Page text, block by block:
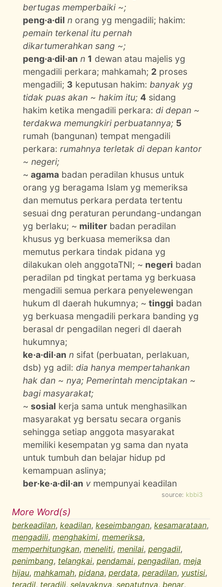
bertugas memperbaiki ~;
peng·a·dil n orang yg mengadili; hakim:
pemain terkenal itu pernah
dikartumerahkan sang ~;
peng·a·dil·an n 1 dewan atau majelis yg
mengadili perkara; mahkamah; 2 proses
mengadili; 3 keputusan hakim: banyak yg
tidak puas akan ~ hakim itu; 4 sidang
hakim ketika mengadili perkara:di depan ~
terdakwa memungkiri perbuatannya; 5
rumah (bangunan) tempat mengadili
perkara:rumahnya terletak di depan kantor
~ negeri;
~ agama badan peradilan khusus untuk
orang yg beragama Islam yg memeriksa
dan memutus perkara perdata tertentu
sesuai dng peraturan perundang-undangan
yg berlaku; ~ militer badan peradilan
khusus yg berkuasa memeriksa dan
memutus perkara tindak pidana yg
dilakukan oleh anggotaTNI; ~ negeri badan
peradilan pd tingkat pertama yg berkuasa
mengadili semua perkara penyelewengan
hukum dl daerah hukumnya; ~ tinggi badan
yg berkuasa mengadili perkara banding yg
berasal dr pengadilan negeri dl daerah
hukumnya;
ke·a·dil·an n sifat (perbuatan, perlakuan,
dsb) yg adil:dia hanya mempertahankan
hak dan ~ nya; Pemerintah menciptakan ~
bagi masyarakat;
~ sosial kerja sama untuk menghasilkan
masyarakat yg bersatu secara organis
sehingga setiap anggota masyarakat
memiliki kesempatan yg sama dan nyata
untuk tumbuh dan belajar hidup pd
kemampuan aslinya;
ber·ke·a·dil·an v mempunyai keadilan
source: kbbi3
More Word(s)
berkeadilan, keadilan, keseimbangan, kesamarataan,
mengadili, menghakimi, memeriksa,
memperhitungkan, meneliti, menilai, pengadil,
penimbang, telangkai, pendamai, pengadilan, meja
hijau, mahkamah, pidana, perdata, peradilan, yustisi,
teradil, teradili, selayaknya, sepatutnya, benar,